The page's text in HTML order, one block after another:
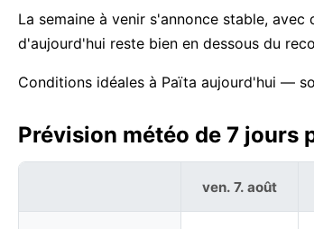
La semaine à venir s'annonce stable,
d'aujourd'hui reste bien en dessous du
Conditions idéales à Païta aujourd'hui —
Prévision météo de 7
ven. 7. août